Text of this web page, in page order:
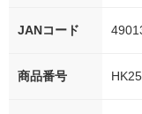
JANコード
商品番号